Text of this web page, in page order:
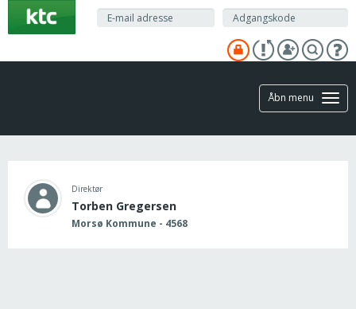
hovedindhold
Åbn menu
Direktør
Torben Gregersen
Morsø Kommune - 4568